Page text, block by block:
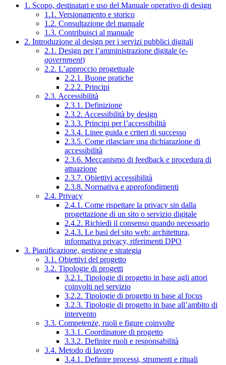
1. Scopo, destinatari e uso del Manuale operativo di design
1.1. Versionamento e storico
1.2. Consultazione del manuale
1.3. Contribuisci al manuale
2. Introduzione al design per i servizi pubblici digitali
2.1. Design per l’amministrazione digitale (e-
government)
2.2. L’approccio progettuale
2.2.1. Buone pratiche
2.2.2. Principi
2.3. Accessibilità
2.3.1. Definizione
2.3.2. Accessibilità by design
2.3.3. Principi per l’accessibilità
2.3.4. Linee guida e criteri di successo
2.3.5. Come rilasciare una dichiarazione di
accessibilità
2.3.6. Meccanismo di feedback e procedura di
attuazione
2.3.7. Obiettivi accessibilità
2.3.8. Normativa e approfondimenti
2.4. Privacy
2.4.1. Come rispettare la privacy sin dalla
progettazione di un sito o servizio digitale
2.4.2. Richiedi il consenso quando necessario
2.4.3. Le basi del sito web: architettura,
informativa privacy, riferimenti DPO
3. Pianificazione, gestione e strategia
3.1. Obiettivi del progetto
3.2. Tipologie di progetti
3.2.1. Tipologie di progetto in base agli attori
coinvolti nel servizio
3.2.2. Tipologie di progetto in base al focus
3.2.3. Tipologie di progetto in base all’ambito di
intervento
3.3. Competenze, ruoli e figure coinvolte
3.3.1. Coordinatore di progetto
3.3.2. Definire ruoli e responsabilità
3.4. Metodo di lavoro
3.4.1. Definire processi, strumenti e rituali